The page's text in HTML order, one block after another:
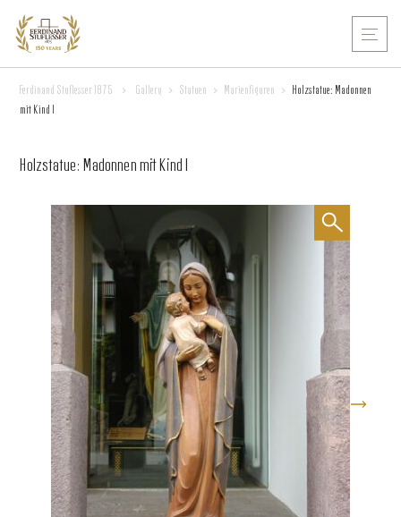
Ferdinand Stuflesser 1875 > Gallery > Statuen > Marienfiguren >
Holzstatue: Madonnen
mit Kind I
Holzstatue: Madonnen mit Kind I